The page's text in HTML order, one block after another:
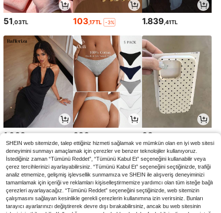
51 ,03TL 103,17TL -3% 1.839 ,41TL
1.032 623 98
SHEIN web sitemizde, talep ettiğiniz hizmeti sağlamak ve mümkün olan en iyi web sitesi
deneyimini sunmayı amaçlamak için çerezler ve benzer teknolojiler kullanıyoruz.
İstediğiniz zaman “Tümünü Reddet”, “Tümünü Kabul Et” seçeneğini kullanabilir veya
çerez tercihlerinizi ayarlayabilirsiniz. “Tümünü Kabul Et” seçeneğini seçtiğinizde, trafiği
analiz etmemize, gelişmiş işlevsellik sunmamıza ve SHEIN ile alışveriş deneyiminizi
tamamlamak için içeriği ve reklamları kişiselleştirmemize yardımcı olan tüm isteğe bağlı
çerezleri ayarlayacağız. “Tümünü Reddet” seçeneğini seçtiğinizde, web sitemizin
çalışmasını sağlayan kesinlikle gerekli çerezlerin kullanımına izin verirsiniz. Bunları
tarayıcı ayarlarınızı değiştirerek devre dışı bırakabilirsiniz, ancak bu web sitesinin